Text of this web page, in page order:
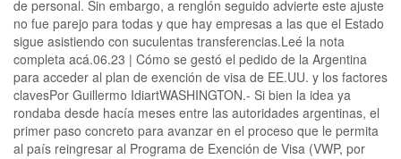
de personal. Sin embargo, a renglón seguido advierte este ajuste
no fue parejo para todas y que hay empresas a las que el Estado
sigue asistiendo con suculentas transferencias.Leé la nota
completa acá.06.23 | Cómo se gestó el pedido de la Argentina
para acceder al plan de exención de visa de EE.UU. y los factores
clavesPor Guillermo IdiartWASHINGTON.- Si bien la idea ya
rondaba desde hacía meses entre las autoridades argentinas, el
primer paso concreto para avanzar en el proceso que le permita
al país reingresar al Programa de Exención de Visa (VWP, por